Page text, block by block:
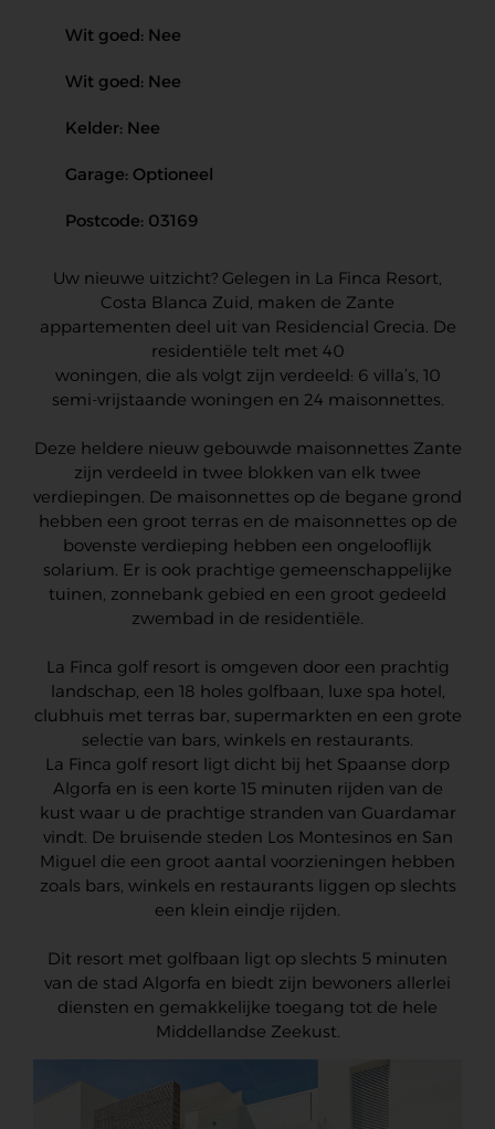
Wit goed: Nee
Wit goed: Nee
Kelder: Nee
Garage: Optioneel
Postcode: 03169
Uw nieuwe uitzicht? Gelegen in La Finca Resort,
Costa Blanca Zuid, maken de Zante
appartementen deel uit van Residencial Grecia. De
residentiële telt met 40
woningen, die als volgt zijn verdeeld: 6 villa’s, 10
semi-vrijstaande woningen en 24 maisonnettes.
Deze heldere nieuw gebouwde maisonnettes Zante
zijn verdeeld in twee blokken van elk twee
verdiepingen. De maisonnettes op de begane grond
hebben een groot terras en de maisonnettes op de
bovenste verdieping hebben een ongelooflijk
solarium. Er is ook prachtige gemeenschappelijke
tuinen, zonnebank gebied en een groot gedeeld
zwembad in de residentiële.
La Finca golf resort is omgeven door een prachtig
landschap, een 18 holes golfbaan, luxe spa hotel,
clubhuis met terras bar, supermarkten en een grote
selectie van bars, winkels en restaurants.
La Finca golf resort ligt dicht bij het Spaanse dorp
Algorfa en is een korte 15 minuten rijden van de
kust waar u de prachtige stranden van Guardamar
vindt. De bruisende steden Los Montesinos en San
Miguel die een groot aantal voorzieningen hebben
zoals bars, winkels en restaurants liggen op slechts
een klein eindje rijden.
Dit resort met golfbaan ligt op slechts 5 minuten
van de stad Algorfa en biedt zijn bewoners allerlei
diensten en gemakkelijke toegang tot de hele
Middellandse Zeekust.